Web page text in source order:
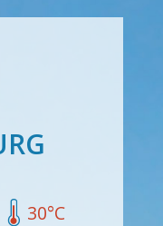
30°C